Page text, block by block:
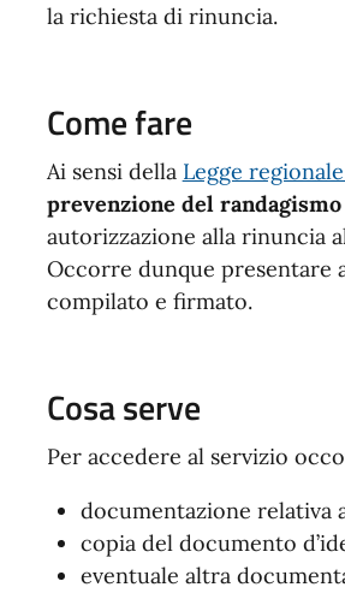
la richiesta di rinuncia.
Come fare
Ai sensi della Legge
prevenzione del randagismo
autorizzazione alla rinuncia
Occorre dunque presentare
compilato e firmato.
Cosa serve
Per accedere al servizio
documentazione relativa
copia del documento
eventuale altra